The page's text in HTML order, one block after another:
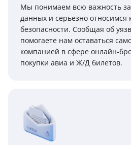
Мы понимаем всю важность
данных и серьезно относимся
безопасности. Сообщая об
помогаете нам оставаться
компанией в сфере онлайн-
покупки авиа и Ж/Д билетов.